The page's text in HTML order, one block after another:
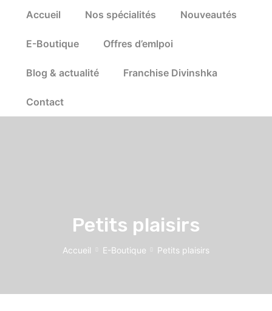
Accueil Nos spécialités Nouveautés
E-Boutique Offres d’emlpoi
Blog & actualité Franchise Divinshka
Contact
Petits plaisirs
Accueil E-Boutique Petits plaisirs